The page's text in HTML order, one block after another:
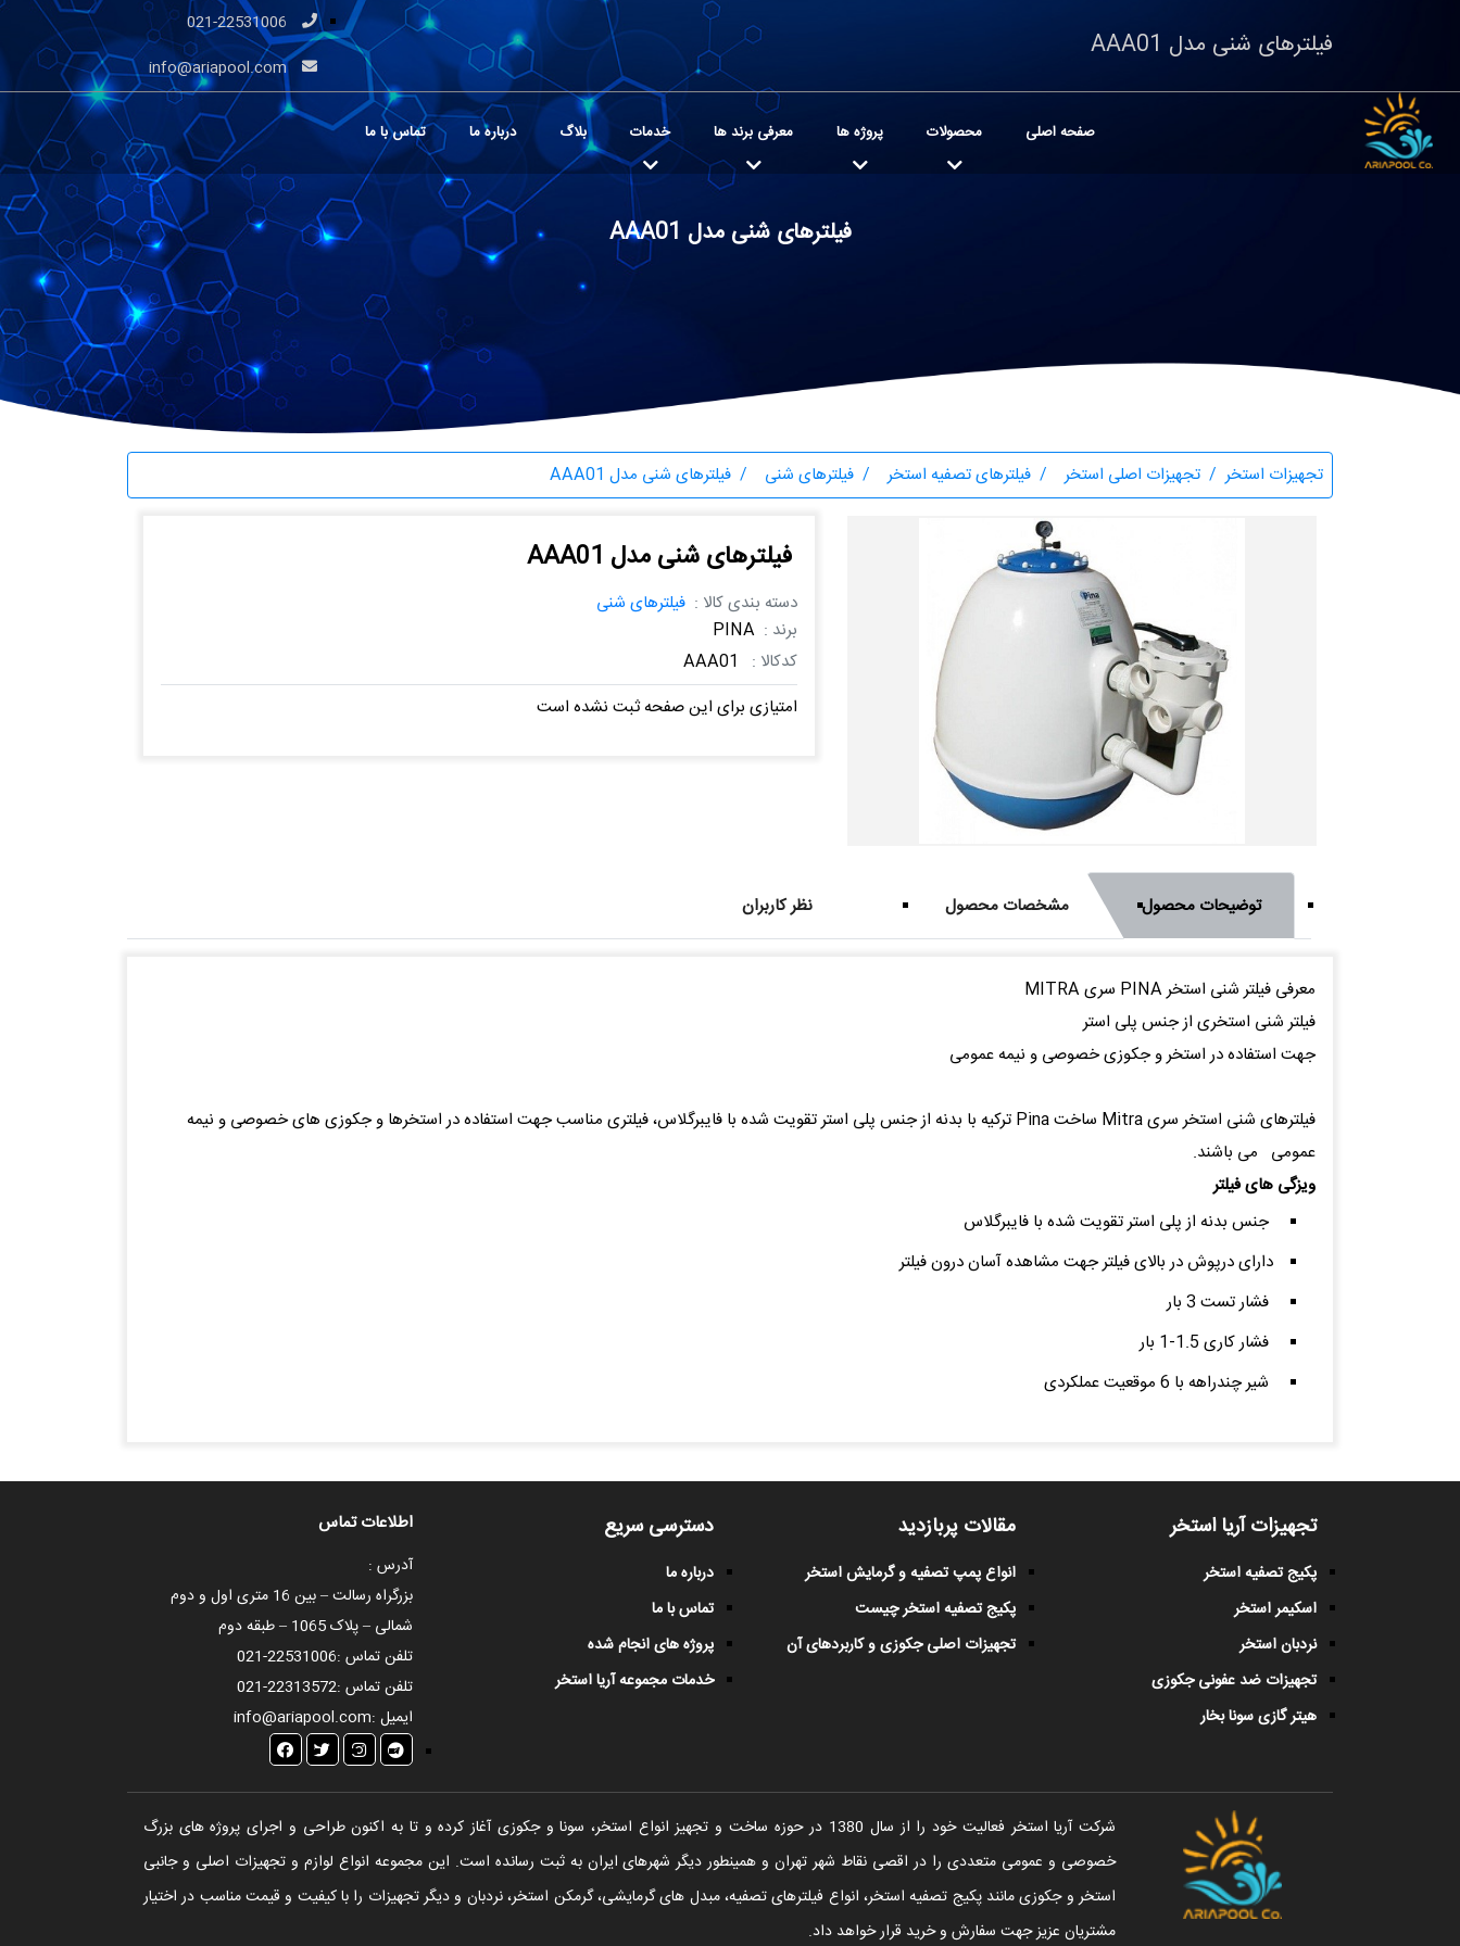
فیلترهای شنی مدل AAA01
info@ariapool.com
صفحه اصلی محصولات پروژه ها معرفی برند ها خدمات بلاگ درباره ما تماس با ما
فیلترهای شنی مدل AAA01
تجهیزات استخر تجهیزات اصلی استخر فیلترهای تصفیه استخر فیلترهای شنی فیلترهای شنی مدل AAA01
فیلترهای شنی مدل AAA01
دسته بندی کالا : فیلترهای شنی
برند : PINA
کدکالا : AAA01
امتیازی برای این صفحه ثبت نشده است
توضیحات محصول مشخصات محصول نظر کاربران
معرفی فیلتر شنی استخر PINA سری MITRA
فیلتر شنی استخری از جنس پلی استر
جهت استفاده در استخر و جکوزی خصوصی و نیمه عمومی
فیلترهای شنی استخر سری Mitra ساخت Pina ترکیه با بدنه از جنس پلی استر تقویت شده با فایبرگلاس، فیلتری مناسب جهت استفاده در استخرها و جکوزی های خصوصی و نیمه
عمومی می باشند.
ویزگی های فیلتر
جنس بدنه از پلی استر تقویت شده با فایبرگلاس
دارای درپوش در بالای فیلتر جهت مشاهده آسان درون فیلتر
فشار تست 3 بار
فشار کاری 1.5-1 بار
شیر چندراهه با 6 موقعیت عملکردی
تجهیزات آریا استخر
پکیج تصفیه استخر
اسکیمر استخر
نردبان استخر
تجهیزات ضد عفونی جکوزی
هیتر گازی سونا بخار
مقالات پربازدید
انواع پمپ تصفیه و گرمایش استخر
پکیج تصفیه استخر چیست
تجهیزات اصلی جکوزی و کاربردهای آن
دسترسی سریع
درباره ما
تماس با ما
پروژه های انجام شده
خدمات مجموعه آریا استخر
اطلاعات تماس
آدرس :
بزرگراه رسالت – بین 16 متری اول و دوم
شمالی – پلاک 1065 – طبقه دوم
تلفن تماس :021-22531006
تلفن تماس :021-22313572
ایمیل :info@ariapool.com
شرکت آریا استخر فعالیت خود را از سال 1380 در حوزه ساخت و تجهیز انواع استخر، سونا و جکوزی آغاز کرده و تا به اکنون طراحی و اجرای پروژه های بزرگ
خصوصی و عمومی متعددی را در اقصی نقاط شهر تهران و همینطور دیگر شهرهای ایران به ثبت رسانده است. این مجموعه انواع لوازم و تجهیزات اصلی و جانبی
استخر و جکوزی مانند پکیج تصفیه استخر، انواع فیلترهای تصفیه، مبدل های گرمایشی، گرمکن استخر، نردبان و دیگر تجهیزات را با کیفیت و قیمت مناسب در اختیار
مشتریان عزیز جهت سفارش و خرید قرار خواهد داد.